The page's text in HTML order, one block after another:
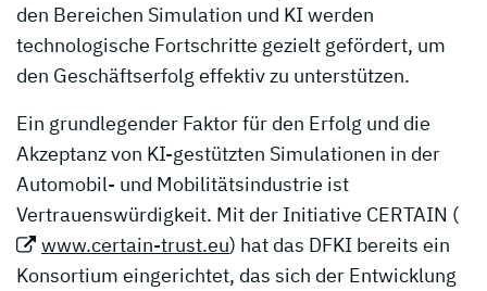
den Bereichen Simulation und KI werden
technologische Fortschritte gezielt gefördert, um
den Geschäftserfolg effektiv zu unterstützen.
Ein grundlegender Faktor für den Erfolg und die
Akzeptanz von KI-gestützten Simulationen in der
Automobil- und Mobilitätsindustrie ist
Vertrauenswürdigkeit. Mit der Initiative CERTAIN (
www.certain-trust.eu) hat das DFKI bereits ein
Konsortium eingerichtet, das sich der Entwicklung